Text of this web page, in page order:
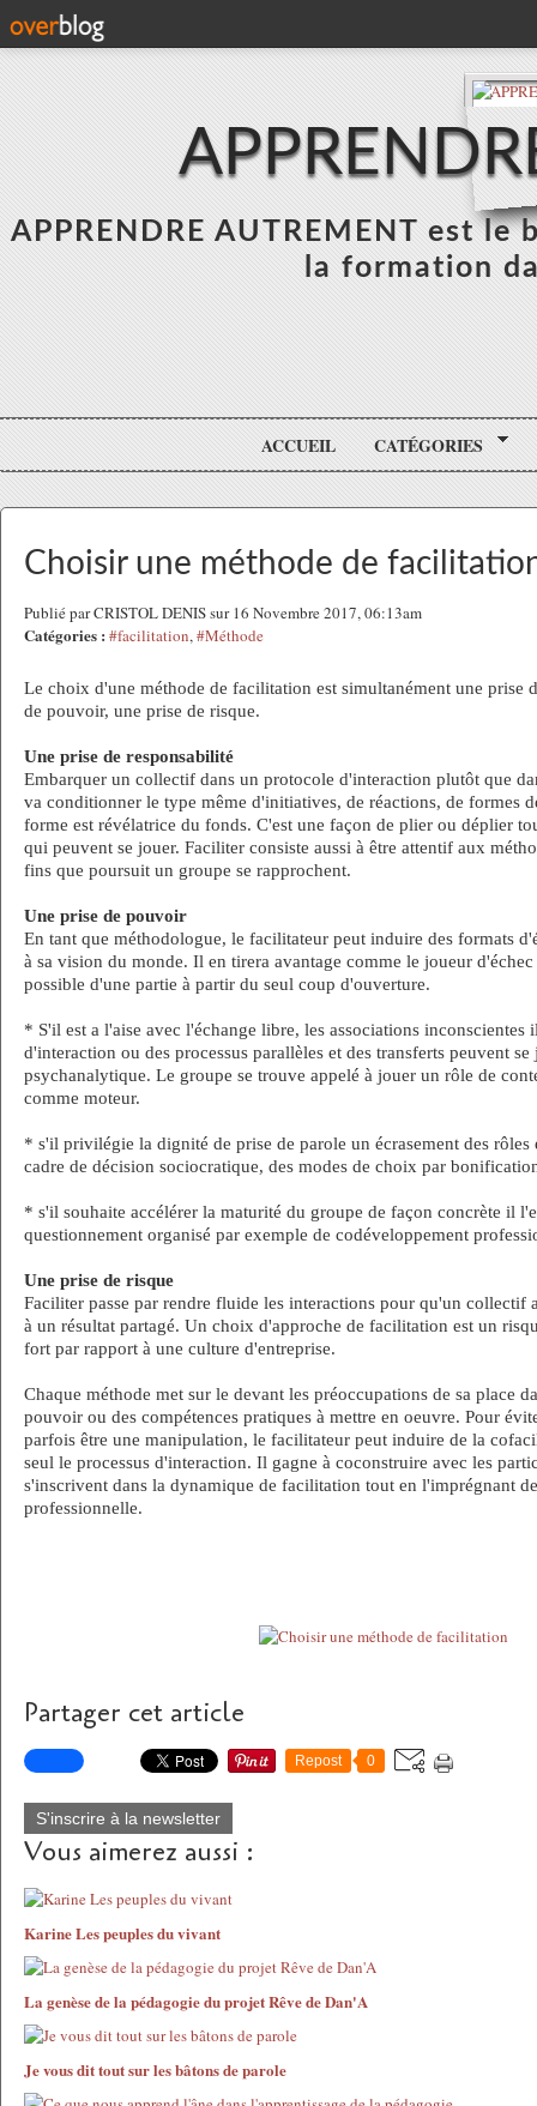
APPRENDRE AUTREMENT est
la formation
ACCUEIL CATÉGORIES
Choisir une méthode de
Publié par CRISTOL DENIS sur 16 Novembre 2017, 06:13am
Catégories : #facilitation,#Méthode
Le choix d'une méthode de facilitation est simultanément une prise
de pouvoir, une prise de risque.
Une prise de responsabilité
Embarquer un collectif dans un protocole d'interaction plutôt que
va conditionner le type même d'initiatives, de réactions, de formes
forme est révélatrice du fonds. C'est une façon de plier ou déplier
qui peuvent se jouer. Faciliter consiste aussi à être attentif aux
fins que poursuit un groupe se rapprochent.
Une prise de pouvoir
En tant que méthodologue, le facilitateur peut induire des formats
à sa vision du monde. Il en tirera avantage comme le joueur
possible d'une partie à partir du seul coup d'ouverture.
* S'il est a l'aise avec l'échange libre, les associations inconscientes
d'interaction ou des processus parallèles et des transferts peuvent
psychanalytique. Le groupe se trouve appelé à jouer un rôle de
comme moteur.
* s'il privilégie la dignité de prise de parole un écrasement des rôles
cadre de décision sociocratique, des modes de choix par
* s'il souhaite accélérer la maturité du groupe de façon concrète il
questionnement organisé par exemple de codéveloppement
Une prise de risque
Faciliter passe par rendre fluide les interactions pour qu'un collectif
à un résultat partagé. Un choix d'approche de facilitation est un
fort par rapport à une culture d'entreprise.
Chaque méthode met sur le devant les préoccupations de sa place
pouvoir ou des compétences pratiques à mettre en oeuvre. Pour
parfois être une manipulation, le facilitateur peut induire de la
seul le processus d'interaction. Il gagne à coconstruire avec les
s'inscrivent dans la dynamique de facilitation tout en l'imprégnant
professionnelle.
Partager cet article
Repost 0
S'inscrire à la newsletter
Vous aimerez aussi :
Karine Les peuples du vivant
La genèse de la pédagogie du projet Rêve de Dan'A
Je vous dit tout sur les bâtons de parole